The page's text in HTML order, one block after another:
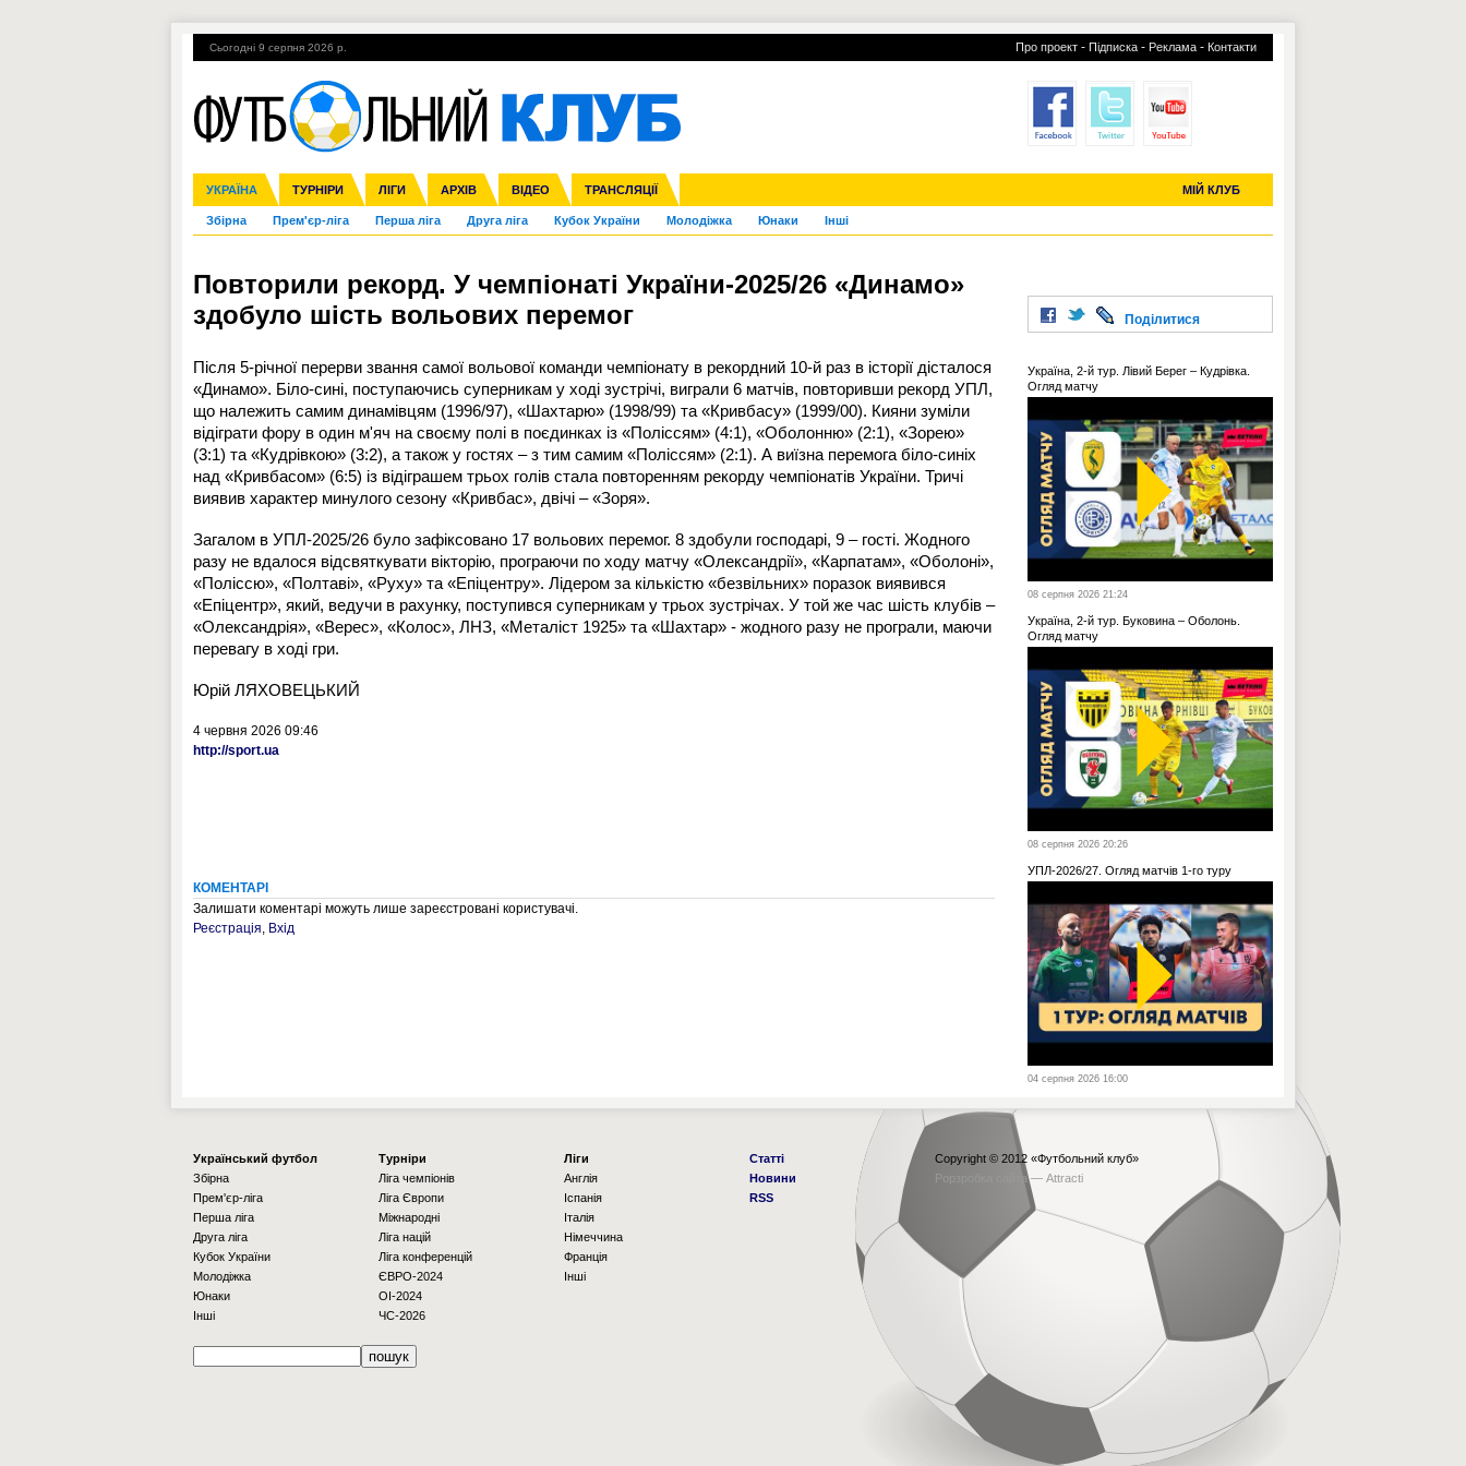
Сьогодні 9 серпня 2026 р. Про проект - Підписка - Реклама - Контакти
УКРАЇНА ТУРНІРИ ЛІГИ АРХІВ ВІДЕО ТРАНСЛЯЦІЇ МІЙ КЛУБ
Збірна Прем'єр-ліга Перша ліга Друга ліга Кубок України Молодіжка Юнаки Інші
Ліга чемпіонів Ліга Європи Міжнародні Ліга націй Ліга конференцій
Англія Іспанія Італія Німеччина Франція Інші
ЧС-2014 ЄВРО-2016 Росія Кубок конфедерацій ЧЄ-2015 (U-21)
Гарячі теми УПЛ, 2-й тур ВІЙНА УПЛ-ПЕРЕХОДИ УСІ ТРАНСФЕРИ
Повторили рекорд. У чемпіонаті України-2025/26 «Динамо»
здобуло шість вольових перемог
Після 5-річної перерви звання самої вольової команди чемпіонату в рекордний 10-й раз в історії дісталося
«Динамо». Біло-сині, поступаючись суперникам у ході зустрічі, виграли 6 матчів, повторивши рекорд УПЛ,
що належить самим динамівцям (1996/97), «Шахтарю» (1998/99) та «Кривбасу» (1999/00). Кияни зуміли
відіграти фору в один м'яч на своєму полі в поєдинках із «Поліссям» (4:1), «Оболонню» (2:1), «Зорею»
(3:1) та «Кудрівкою» (3:2), а також у гостях – з тим самим «Поліссям» (2:1). А виїзна перемога біло-синіх
над «Кривбасом» (6:5) із відіграшем трьох голів стала повторенням рекорду чемпіонатів України. Тричі
виявив характер минулого сезону «Кривбас», двічі – «Зоря».
Загалом в УПЛ-2025/26 було зафіксовано 17 вольових перемог. 8 здобули господарі, 9 – гості. Жодного
разу не вдалося відсвяткувати вікторію, програючи по ходу матчу «Олександрії», «Карпатам», «Оболоні»,
«Поліссю», «Полтаві», «Руху» та «Епіцентру». Лідером за кількістю «безвільних» поразок виявився
«Епіцентр», який, ведучи в рахунку, поступився суперникам у трьох зустрічах. У той же час шість клубів –
«Олександрія», «Верес», «Колос», ЛНЗ, «Металіст 1925» та «Шахтар» - жодного разу не програли, маючи
перевагу в ході гри.
Юрій ЛЯХОВЕЦЬКИЙ
4 червня 2026 09:46
http://sport.ua
КОМЕНТАРІ
Залишати коментарі можуть лише зареєстровані користувачі.
Реєстрація, Вхід
Поділитися
Україна, 2-й тур. Лівий Берег – Кудрівка.
Огляд матчу
08 серпня 2026 21:24
Україна, 2-й тур. Буковина – Оболонь.
Огляд матчу
08 серпня 2026 20:26
УПЛ-2026/27. Огляд матчів 1-го туру
04 серпня 2026 16:00
Українcький футбол
Збірна
Прем'єр-ліга
Перша ліга
Друга ліга
Кубок України
Молодіжка
Юнаки
Інші
Турніри
Ліга чемпіонів
Ліга Європи
Міжнародні
Ліга націй
Ліга конференцій
ЄВРО-2024
OI-2024
ЧС-2026
Ліги
Англія
Іспанія
Італія
Німеччина
Франція
Інші
Статті
Новини
RSS
Copyright © 2012 «Футбольний клуб»
Рорзробка сайта — Attracti